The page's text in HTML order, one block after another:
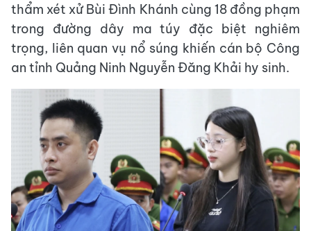
thẩm xét xử Bùi Đình Khánh cùng 18 đồng phạm
trong đường dây ma túy đặc biệt nghiêm
trọng, liên quan vụ nổ súng khiến cán bộ Công
an tỉnh Quảng Ninh Nguyễn Đăng Khải hy sinh.